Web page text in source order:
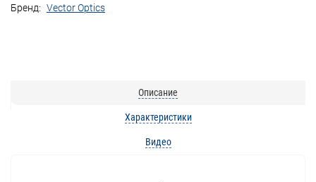
Бренд: Vector Optics
Описание
Характеристики
Видео